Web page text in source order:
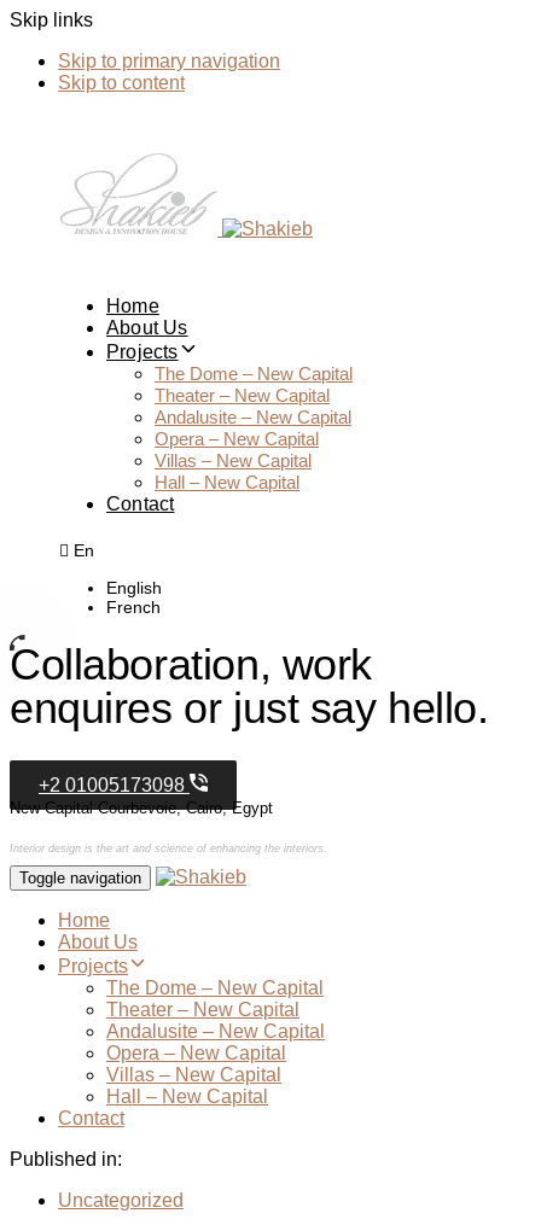
Skip links
Skip to primary navigation
Skip to content
Home
About Us
Projects
The Dome – New Capital
Theater – New Capital
Andalusite – New Capital
Opera – New Capital
Villas – New Capital
Hall – New Capital
Contact
En
English
French
Collaboration, work
enquires or just say hello.
+2 01005173098
New Capital Courbevoie, Cairo, Egypt
Interior design is the art and science of enhancing the interiors.
Toggle navigation
Home
About Us
Projects
The Dome – New Capital
Theater – New Capital
Andalusite – New Capital
Opera – New Capital
Villas – New Capital
Hall – New Capital
Contact
Published in:
Uncategorized